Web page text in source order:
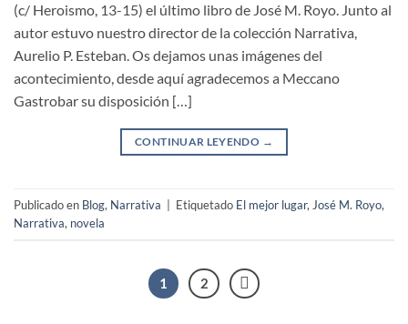
(c/ Heroismo, 13-15) el último libro de José M. Royo. Junto al
autor estuvo nuestro director de la colección Narrativa,
Aurelio P. Esteban. Os dejamos unas imágenes del
acontecimiento, desde aquí agradecemos a Meccano
Gastrobar su disposición […]
CONTINUAR LEYENDO →
Publicado en Blog, Narrativa Etiquetado El mejor lugar, José M. Royo,
Narrativa, novela
1 2